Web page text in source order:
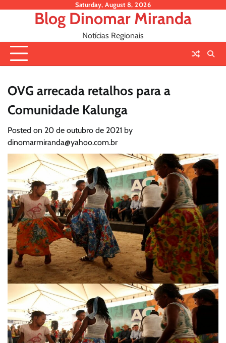
Saturday, August 8, 2026
Blog Dinomar Miranda
Notícias Regionais
OVG arrecada retalhos para a
Comunidade Kalunga
Posted on 20 de outubro de 2021 by
dinomarmiranda@yahoo.com.br